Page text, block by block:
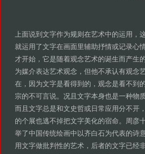
上面说到文字作为规则在艺术中的运用，
就运用了文字在画面里辅助抒情或记录心
才开始，它是随着观念艺术的诞生而产生
为媒介表达艺术观念，但他不承认有观念
在，因为文字是看得到的，观念是看不到
宗的不可言说。况且文字本身也是一种物
而且文字总是和文史哲或日常应用分不开
的个展也逃不掉把文字美化的宿命。周彦
举了中国传统绘画中以齐白石为代表的诗
用文字做批判性的艺术，后者的文字已经